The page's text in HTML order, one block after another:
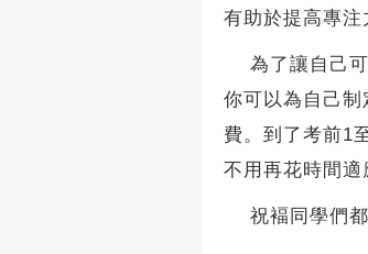
有助於提高專注
為了讓自己可
你可以為自己
費。到了考前1
不用再花時間適
祝褔同學們都